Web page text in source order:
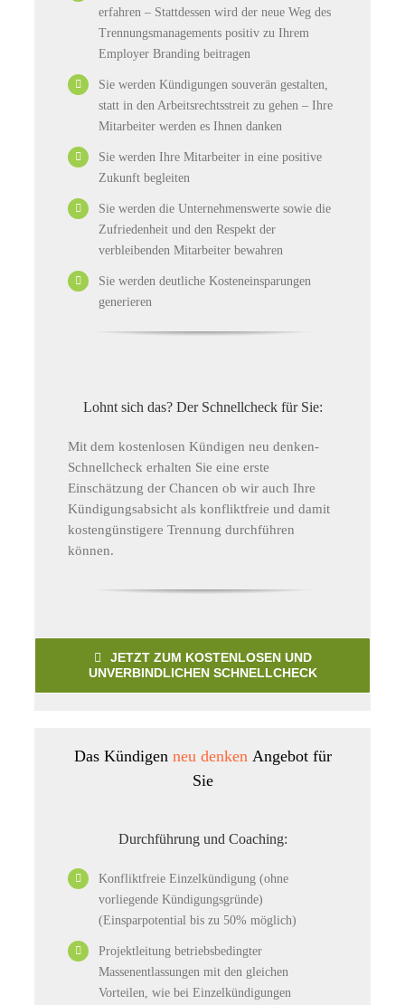
erfahren – Stattdessen wird der neue Weg des
Trennungsmanagements positiv zu Ihrem
Employer Branding beitragen
Sie werden Kündigungen souverän gestalten,
statt in den Arbeitsrechtsstreit zu gehen – Ihre
Mitarbeiter werden es Ihnen danken
Sie werden Ihre Mitarbeiter in eine positive
Zukunft begleiten
Sie werden die Unternehmenswerte sowie die
Zufriedenheit und den Respekt der
verbleibenden Mitarbeiter bewahren
Sie werden deutliche Kosteneinsparungen
generieren
Lohnt sich das? Der Schnellcheck für Sie:
Mit dem kostenlosen Kündigen neu denken-
Schnellcheck erhalten Sie eine erste
Einschätzung der Chancen ob wir auch Ihre
Kündigungsabsicht als konfliktfreie und damit
kostengünstigere Trennung durchführen
können.
JETZT ZUM KOSTENLOSEN UND
UNVERBINDLICHEN SCHNELLCHECK
Das Kündigen neu denken Angebot für
Sie
Durchführung und Coaching:
Konfliktfreie Einzelkündigung (ohne
vorliegende Kündigungsgründe)
(Einsparpotential bis zu 50% möglich)
Projektleitung betriebsbedingter
Massenentlassungen mit den gleichen
Vorteilen, wie bei Einzelkündigungen